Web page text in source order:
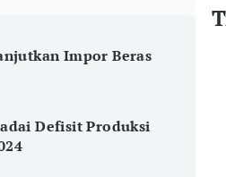
Impor Beras
Defisit Produksi